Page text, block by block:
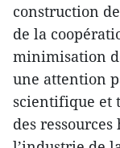
construction
de la
minimisation
une attention
scientifique et
des